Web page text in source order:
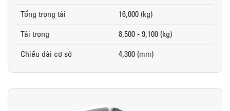
Tổng trọng tải
16,000 (kg)
Tải trọng
8,500 - 9,100 (kg)
Chiều dài cơ sở
4,300 (mm)